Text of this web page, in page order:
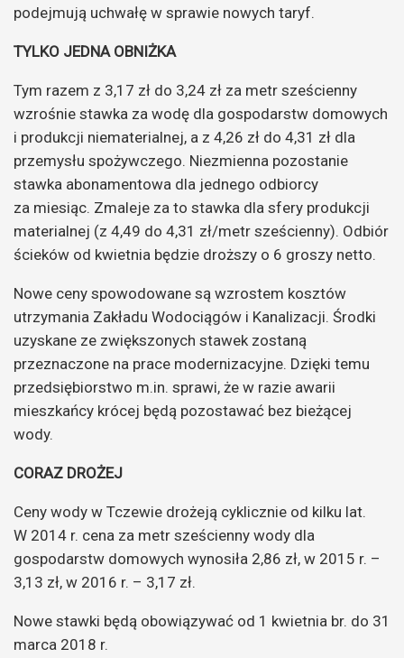
podejmują uchwałę w sprawie nowych taryf.
TYLKO JEDNA OBNIŻKA
Tym razem z 3,17 zł do 3,24 zł za metr sześcienny
wzrośnie stawka za wodę dla gospodarstw domowych
i produkcji niematerialnej, a z 4,26 zł do 4,31 zł dla
przemysłu spożywczego. Niezmienna pozostanie
stawka abonamentowa dla jednego odbiorcy
za miesiąc. Zmaleje za to stawka dla sfery produkcji
materialnej (z 4,49 do 4,31 zł/metr sześcienny). Odbiór
ścieków od kwietnia będzie droższy o 6 groszy netto.
Nowe ceny spowodowane są wzrostem kosztów
utrzymania Zakładu Wodociągów i Kanalizacji. Środki
uzyskane ze zwiększonych stawek zostaną
przeznaczone na prace modernizacyjne. Dzięki temu
przedsiębiorstwo m.in. sprawi, że w razie awarii
mieszkańcy krócej będą pozostawać bez bieżącej
wody.
CORAZ DROŻEJ
Ceny wody w Tczewie drożeją cyklicznie od kilku lat.
W 2014 r. cena za metr sześcienny wody dla
gospodarstw domowych wynosiła 2,86 zł, w 2015 r. –
3,13 zł, w 2016 r. – 3,17 zł.
Nowe stawki będą obowiązywać od 1 kwietnia br. do 31
marca 2018 r.